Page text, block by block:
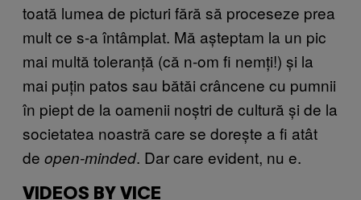
toată lumea de picturi fără să proceseze prea
mult ce s-a întâmplat. Mă așteptam la un pic
mai multă toleranță (că n-om fi nemți!) și la
mai puțin patos sau bătăi crâncene cu pumnii
în piept de la oamenii noștri de cultură și de la
societatea noastră care se dorește a fi atât
de open-minded. Dar care evident, nu e.
VIDEOS BY VICE